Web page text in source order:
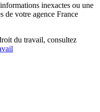
informations inexactes ou une
de votre agence France
du travail, consultez